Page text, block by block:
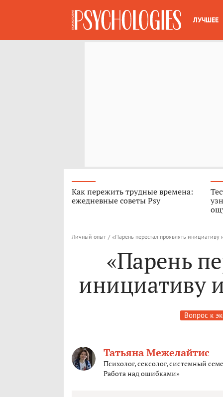
ЛУЧШЕЕ
Как пережить трудные времена:
ежедневные советы Psy
Личный опыт / «Парень перестал проявлять инициативу
«Парень
инициативу
Вопрос к
Татьяна Межелайтис
Психолог, сексолог, системный
Работа над ошибками»